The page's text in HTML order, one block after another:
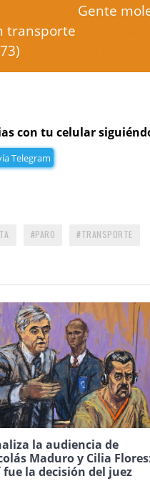
Gente
transporte
con tu celular
Telegram
PARO TRANSPORTE
la audiencia de
Maduro y Cilia
fue la decisión del juez